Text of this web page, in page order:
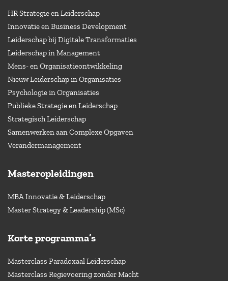
HR Strategie en Leiderschap
Innovatie en Business Development
Leiderschap bij Digitale Transformaties
Leiderschap in Management
Mens- en Organisatieontwikkeling
Nieuw Leiderschap in Organisaties
Psychologie in Organisaties
Publieke Strategie en Leiderschap
Strategisch Leiderschap
Samenwerken aan Complexe Opgaven
Verandermanagement
Masteropleidingen
MBA Innovatie & Leiderschap
Master Strategy & Leadership (MSc)
Korte programma’s
Masterclass Paradoxaal Leiderschap
Masterclass Regievoering zonder Macht